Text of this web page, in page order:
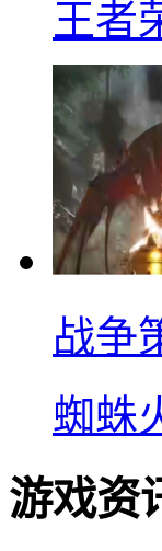
王者
战争
蜘蛛
游戏资